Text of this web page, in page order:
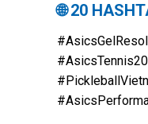
🌐 20